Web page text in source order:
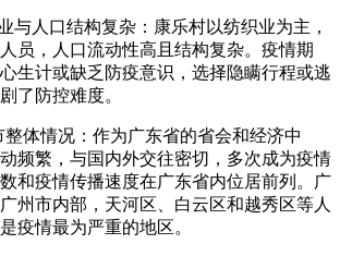
与人口结构复杂：康乐村以纺织业为主，
员，人口流动性高且结构复杂。疫情期
生计或缺乏防疫意识，选择隐瞒行程或逃
了防控难度。
整体情况：作为广东省的省会和经济中
频繁，与国内外交往密切，多次成为疫情
和疫情传播速度在广东省内位居前列。广
州市内部，天河区、白云区和越秀区等人
疫情最为严重的地区。